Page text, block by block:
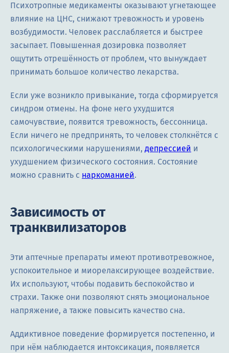
Психотропные медикаменты оказывают угнетающее
влияние на ЦНС, снижают тревожность и уровень
возбудимости. Человек расслабляется и быстрее
засыпает. Повышенная дозировка позволяет
ощутить отрешённость от проблем, что вынуждает
принимать большое количество лекарства.
Если уже возникло привыкание, тогда сформируется
синдром отмены. На фоне него ухудшится
самочувствие, появится тревожность, бессонница.
Если ничего не предпринять, то человек столкнётся с
психологическими нарушениями, депрессией и
ухудшением физического состояния. Состояние
можно сравнить с наркоманией.
Зависимость от
транквилизаторов
Эти аптечные препараты имеют противотревожное,
успокоительное и миорелаксирующее воздействие.
Их используют, чтобы подавить беспокойство и
страхи. Также они позволяют снять эмоциональное
напряжение, а также повысить качество сна.
Аддиктивное поведение формируется постепенно, и
при нём наблюдается интоксикация, появляется